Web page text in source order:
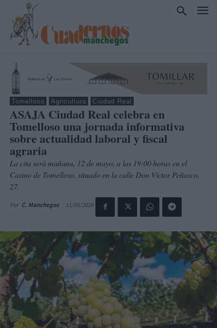
Tomelloso Agricultura Ciudad Real
ASAJA Ciudad Real celebra en
Tomelloso una jornada informativa
sobre actualidad laboral y fiscal
agraria
La cita será mañana, 12 de mayo, a las 19:00 horas en el
Casino de Tomelloso, situado en la calle Don Víctor Peñasco,
27.
Por C. Manchegos 11/05/2026